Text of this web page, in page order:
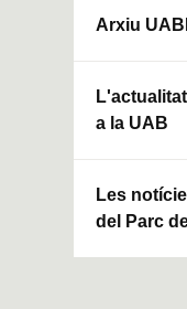
Arxiu
a la UAB
Les
del Parc